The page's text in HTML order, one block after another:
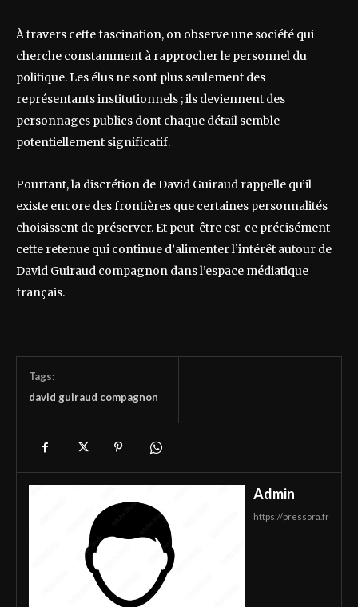
À travers cette fascination, on observe une société qui
cherche constamment à rapprocher le personnel du
politique. Les élus ne sont plus seulement des
représentants institutionnels ; ils deviennent des
personnages publics dont chaque détail semble
potentiellement significatif.
Pourtant, la discrétion de David Guiraud rappelle qu’il
existe encore des frontières que certaines personnalités
choisissent de préserver. Et peut-être est-ce précisément
cette retenue qui continue d’alimenter l’intérêt autour de
David Guiraud compagnon dans l’espace médiatique
français.
Tags:
david guiraud compagnon
Admin
https://pressora.fr